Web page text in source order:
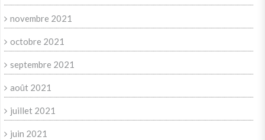
novembre 2021
octobre 2021
septembre 2021
août 2021
juillet 2021
juin 2021